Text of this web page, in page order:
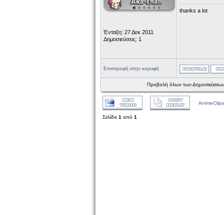
Ένταξη: 27 Δεκ 2011
Δημοσιεύσεις: 1
thanks a lot
Επιστροφή στην κορυφή
Προβολή όλων των
Σελίδα 1 από 1